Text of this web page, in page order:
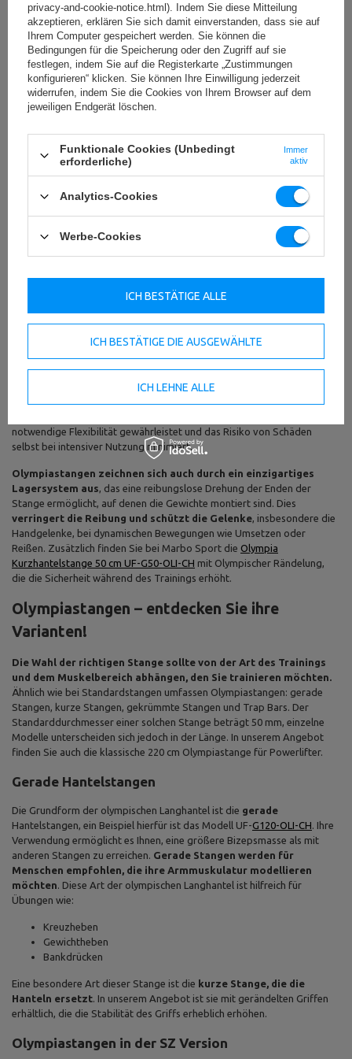
das Gewicht an ihre individuellen Bedürfnisse anpassen.
Olympische Hantelstangen –
Grundausstattung im Fitnessstudio
Olympische Hantelstangen gehören zu den beliebtesten Arten von
Kraftsportartikeln, da sie das Heben schwererer Gewichte erleichtern.
Oberkörpermuskulatur – Arme, Unterarme und Brust
. Mit ihrer
Hilfe können auch Übungen für andere Körperpartien durchgeführt
werden. Ihr spezielles Design ermöglicht die Verwendung während des
Trainings sowohl von Bodybuildern als auch von Personen, die
regelmäßig Sport treiben. Wir bieten eine vielfältige Auswahl an
Fitnessstudios sowie für das Heimtraining.
spezielle Hantelstangen, die nach den
internationalen olympischen Standards gefertigt wurden, die
von der Internationalen Gewichtheber-Föderation (IWF)
festgelegt wurden . Sie zeichnen sich durch außergewöhnliche
Haltbarkeit und präzise Verarbeitung aus. Eine typische Olympische
Langhantel hat eine Länge von 220 cm und einen Griffdurchmesser von
was sie zu einer idealen Wahl für die anspruchsvollsten
Kraftübungen macht, wie Kniebeugen, Kreuzheben oder
notwendige Flexibilität gewährleistet und das Risiko von Schäden
selbst bei intensiver Nutzung minimiert.
Olympiastangen zeichnen sich auch durch ein einzigartiges
Lagersystem aus, das eine reibungslose Drehung der Enden der
Stange ermöglicht, auf denen die Gewichte montiert sind. Dies
verringert die Reibung und schützt die Gelenke, insbesondere die
Handgelenke, bei dynamischen Bewegungen wie Umsetzen oder
Reißen. Zusätzlich finden Sie bei Marbo Sport die Olympia
Kurzhantelstange 50 cm UF-G50-OLI-CH mit Olympischer Rändelung,
die die Sicherheit während des Trainings erhöht.
Olympiastangen – entdecken Sie ihre
Varianten!
Die Wahl der richtigen Stange sollte von der Art des Trainings
und dem Muskelbereich abhängen, den Sie trainieren möchten.
Ähnlich wie bei Standardstangen umfassen Olympiastangen: gerade
Stangen, kurze Stangen, gekrümmte Stangen und Trap Bars. Der
Standarddurchmesser einer solchen Stange beträgt 50 mm, einzelne
Modelle unterscheiden sich jedoch in der Länge. In unserem Angebot
finden Sie auch die klassische 220 cm Olympiastange für Powerlifter.
Gerade Hantelstangen
Die Grundform der olympischen Langhantel ist die gerade
Hantelstangen, ein Beispiel hierfür ist das Modell UF-G120-OLI-CH. Ihre
Verwendung ermöglicht es Ihnen, eine größere Bizepsmasse als mit
anderen Stangen zu erreichen. Gerade Stangen werden für
Menschen empfohlen, die ihre Armmuskulatur modellieren
möchten. Diese Art der olympischen Langhantel ist hilfreich für
Übungen wie:
Kreuzheben
Gewichtheben
Bankdrücken
Eine besondere Art dieser Stange ist die kurze Stange, die die
Hanteln ersetzt. In unserem Angebot ist sie mit gerändelten Griffen
erhältlich, die die Stabilität des Griffs erheblich erhöhen.
Olympiastangen in der SZ Version
privacy-and-cookie-notice.html). Indem Sie diese Mitteilung
akzeptieren, erklären Sie sich damit einverstanden, dass sie auf
Ihrem Computer gespeichert werden. Sie können die
Bedingungen für die Speicherung oder den Zugriff auf sie
festlegen, indem Sie auf die Registerkarte „Zustimmungen
konfigurieren“ klicken. Sie können Ihre Einwilligung jederzeit
widerrufen, indem Sie die Cookies von Ihrem Browser auf dem
jeweiligen Endgerät löschen.
Funktionale Cookies (Unbedingt
erforderliche)
Immer
aktiv
Analytics-Cookies
Werbe-Cookies
ICH BESTÄTIGE DIE AUSGEWÄHLTE
ICH LEHNE ALLE
ICH BESTÄTIGE ALLE